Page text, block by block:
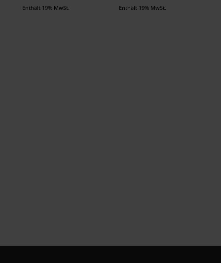
Enthält 19% MwSt. Enthält 19% MwSt.